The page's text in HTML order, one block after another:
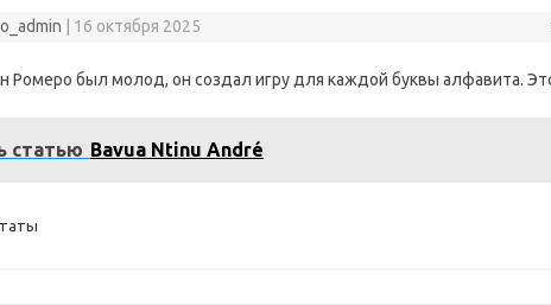
16 октября 2025
Ромеро был молод, он создал игру для каждой буквы алфавита.
статью Bavua Ntinu André